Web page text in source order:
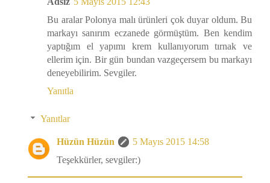
Bu aralar Polonya malı ürünleri çok duyar oldum. Bu
markayı sanırım eczanede görmüştüm. Ben kendim
yaptığım el yapımı krem kullanıyorum tırnak ve
ellerim için. Bir gün bundan vazgeçersem bu markayı
deneyebilirim. Sevgiler.
Yanıtla
Yanıtlar
Hüzün Hüzün
5 Mayıs 2015 14:58
Teşekkürler, sevgiler:)